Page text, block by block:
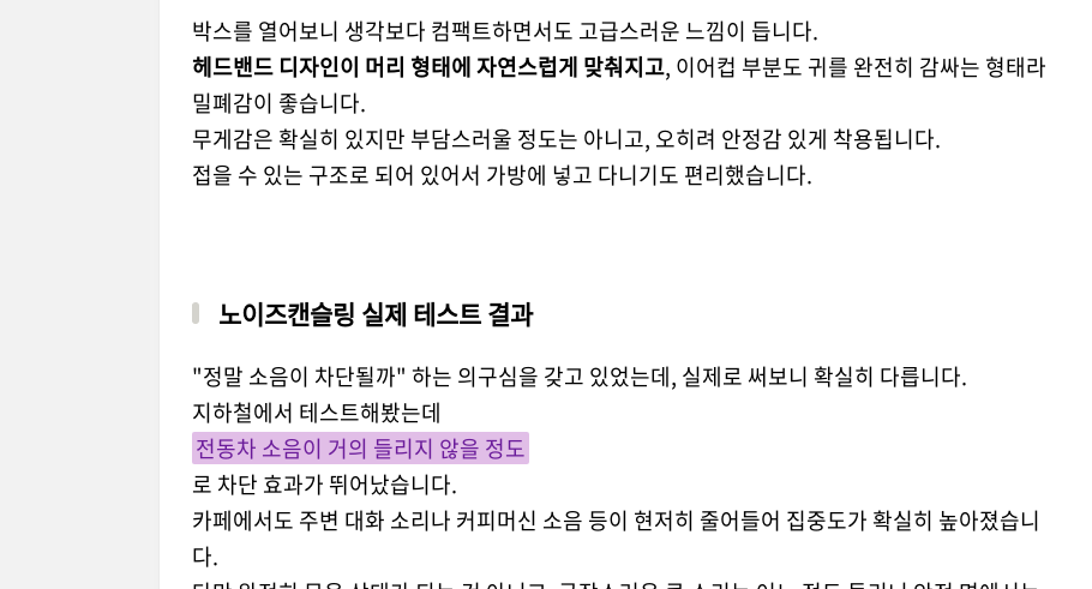
박스를 열어보니 생각보다 컴팩트하면서도 고급스러운 느낌이 듭니다.
헤드밴드 디자인이 머리 형태에 자연스럽게 맞춰지고, 이어컵 부분도 귀를 완전히 감싸는 형태라
밀폐감이 좋습니다.
무게감은 확실히 있지만 부담스러울 정도는 아니고, 오히려 안정감 있게 착용됩니다.
접을 수 있는 구조로 되어 있어서 가방에 넣고 다니기도 편리했습니다.
노이즈캔슬링 실제 테스트 결과
"정말 소음이 차단될까" 하는 의구심을 갖고 있었는데, 실제로 써보니 확실히 다릅니다.
지하철에서 테스트해봤는데
전동차 소음이 거의 들리지 않을 정도
로 차단 효과가 뛰어났습니다.
카페에서도 주변 대화 소리나 커피머신 소음 등이 현저히 줄어들어 집중도가 확실히 높아졌습니
다.